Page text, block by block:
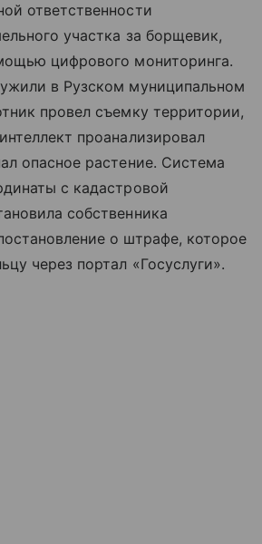
ответственности
участка за борщевик,
цифрового мониторинга.
в Рузском муниципальном
провел съемку территории,
проанализировал
опасное растение. Система
с кадастровой
собственника
о штрафе, которое
через портал «Госуслуги».